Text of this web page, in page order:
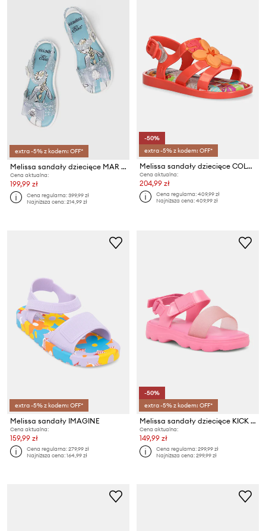
extra -5% z kodem: OFF*
Melissa sandały dziecięce MAR SANDAL DISNEY
Cena aktualna:
199,99 zł
Cena regularna:399,99 zł
Najniższa cena:214,99 zł
-50%
extra -5% z kodem: OFF*
Melissa sandały dziecięce COLORLAND MOANA B
Cena aktualna:
204,99 zł
Cena regularna:409,99 zł
Najniższa cena:409,99 zł
extra -5% z kodem: OFF*
Melissa sandały IMAGINE
Cena aktualna:
159,99 zł
Cena regularna:279,99 zł
Najniższa cena:164,99 zł
-50%
extra -5% z kodem: OFF*
Melissa sandały dziecięce KICK OFF SANDAL
Cena aktualna:
149,99 zł
Cena regularna:299,99 zł
Najniższa cena:299,99 zł